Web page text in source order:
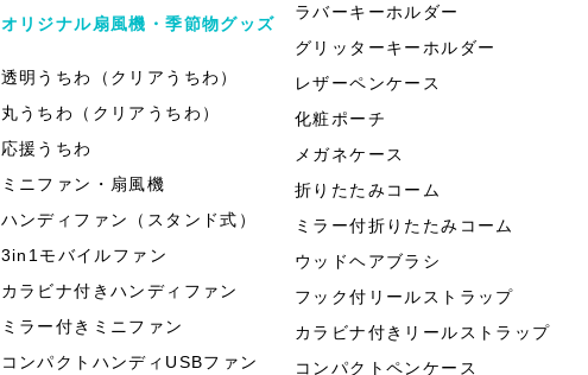
オリジナル扇風機・季節物グッズ
透明うちわ（クリアうちわ）
丸うちわ（クリアうちわ）
応援うちわ
ミニファン・扇風機
ハンディファン（スタンド式）
3in1モバイルファン
カラビナ付きハンディファン
ミラー付きミニファン
コンパクトハンディUSBファン
ラバーキーホルダー
グリッターキーホルダー
レザーペンケース
化粧ポーチ
メガネケース
折りたたみコーム
ミラー付折りたたみコーム
ウッドヘアブラシ
フック付リールストラップ
カラビナ付きリールストラップ
コンパクトペンケース